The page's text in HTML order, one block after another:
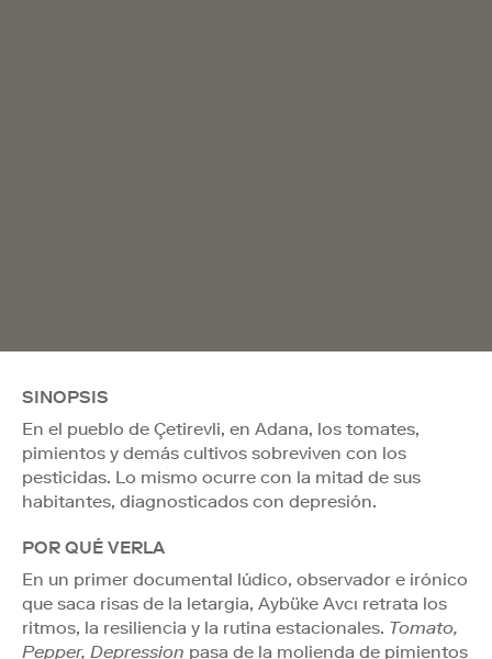
SINOPSIS
En el pueblo de Çetirevli, en Adana, los tomates,
pimientos y demás cultivos sobreviven con los
pesticidas. Lo mismo ocurre con la mitad de sus
habitantes, diagnosticados con depresión.
POR QUÉ VERLA
En un primer documental lúdico, observador e irónico
que saca risas de la letargia, Aybüke Avcı retrata los
ritmos, la resiliencia y la rutina estacionales. Tomato,
Pepper, Depression pasa de la molienda de pimientos